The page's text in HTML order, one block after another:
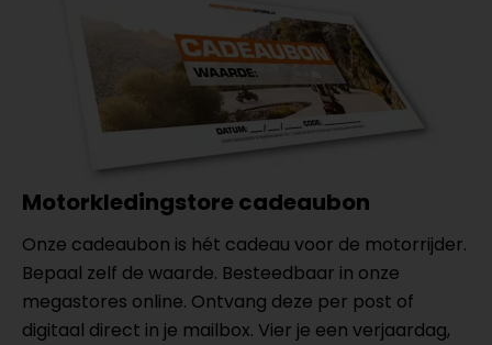
Motorkledingstore cadeaubon
Onze cadeaubon is hét cadeau voor de motorrijder.
Bepaal zelf de waarde. Besteedbaar in onze
megastores online. Ontvang deze per post of
digitaal direct in je mailbox. Vier je een verjaardag,